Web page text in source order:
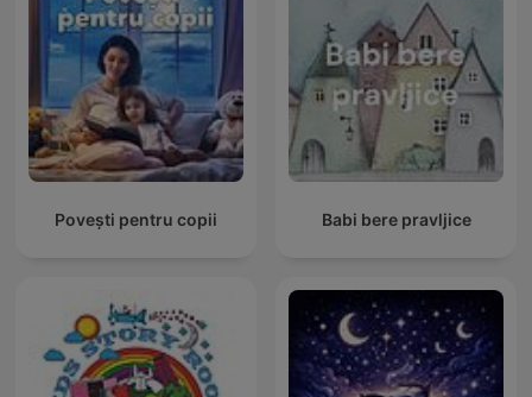
Povești pentru copii Babi bere pravljice